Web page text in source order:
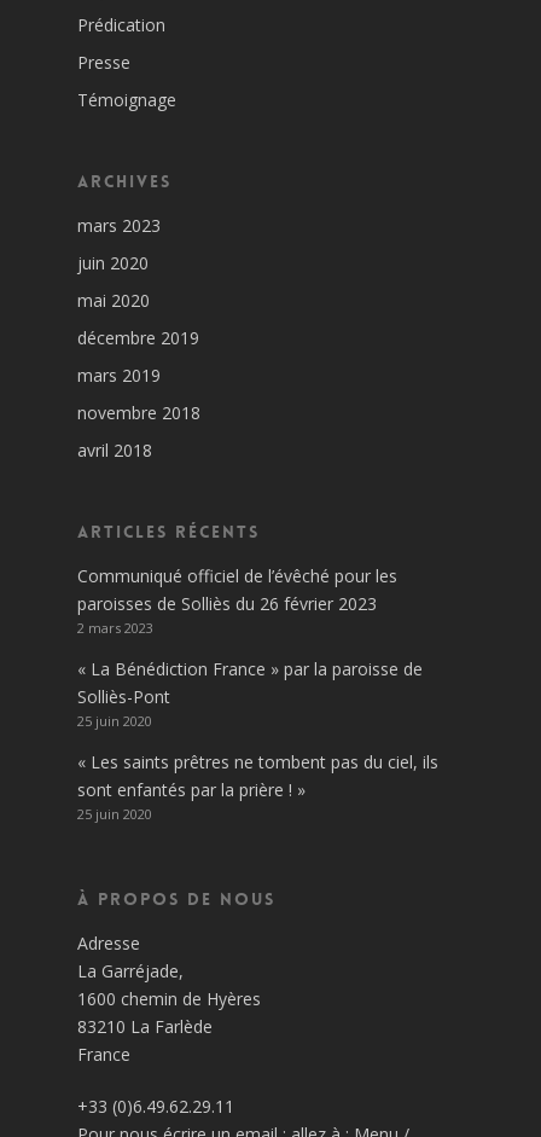
Prédication
Presse
Témoignage
Archives
mars 2023
juin 2020
mai 2020
décembre 2019
mars 2019
novembre 2018
avril 2018
Articles récents
Communiqué officiel de l’évêché pour les
paroisses de Solliès du 26 février 2023
2 mars 2023
« La Bénédiction France » par la paroisse de
Solliès-Pont
25 juin 2020
« Les saints prêtres ne tombent pas du ciel, ils
sont enfantés par la prière ! »
25 juin 2020
À propos de nous
Adresse
La Garréjade,
1600 chemin de Hyères
83210 La Farlède
France
+33 (0)6.49.62.29.11